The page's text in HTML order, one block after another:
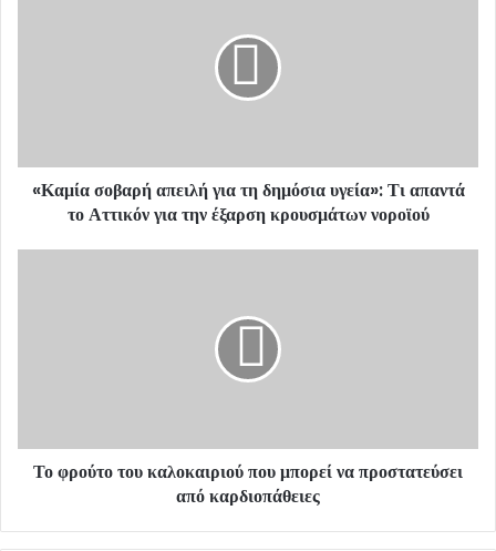
s
«Καμία σοβαρή απειλή για τη δημόσια υγεία»: Τι απαντά
το Αττικόν για την έξαρση κρουσμάτων νοροϊού
Το φρούτο του καλοκαιριού που μπορεί να προστατεύσει
από καρδιοπάθειες